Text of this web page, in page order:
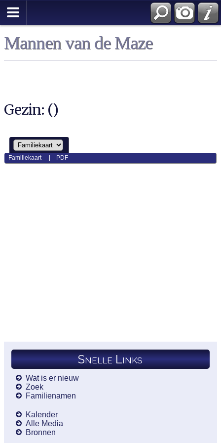
Mannen van de Maze
Gezin: ()
Familiekaart PDF
Snelle Links
Wat is er nieuw
Zoek
Familienamen
Kalender
Alle Media
Bronnen